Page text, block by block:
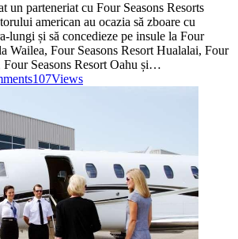
un parteneriat cu Four Seasons Resorts
american au ocazia să zboare cu
lungi și să concedieze pe insule la Four
Wailea, Four Seasons Resort Hualalai, Four
Four Seasons Resort Oahu și…
107Views